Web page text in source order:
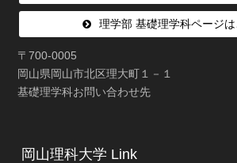
理学部 基礎理学科ページは
〒700-0005
岡山県岡山市北区理大町１－１
基礎理学科お問い合わせ先
岡山理科大学 Link